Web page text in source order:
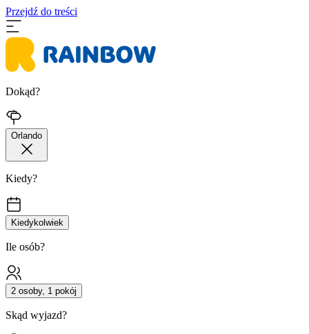
Przejdź do treści
Dokąd?
Orlando
Kiedy?
Kiedykolwiek
Ile osób?
2 osoby, 1 pokój
Skąd wyjazd?